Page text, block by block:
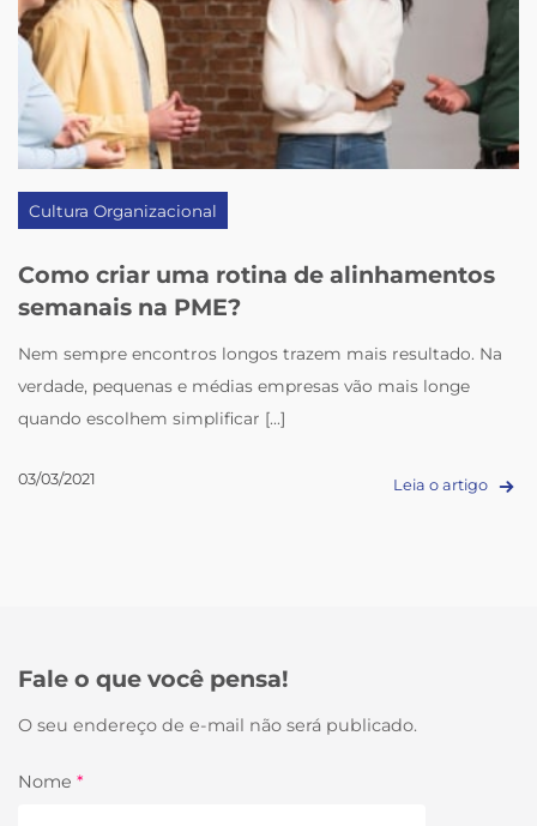
Cultura Organizacional
Como criar uma rotina de alinhamentos
semanais na PME?
Nem sempre encontros longos trazem mais resultado. Na
verdade, pequenas e médias empresas vão mais longe
quando escolhem simplificar [...]
03/03/2021 Leia o artigo
Fale o que você pensa!
O seu endereço de e-mail não será publicado.
Nome *